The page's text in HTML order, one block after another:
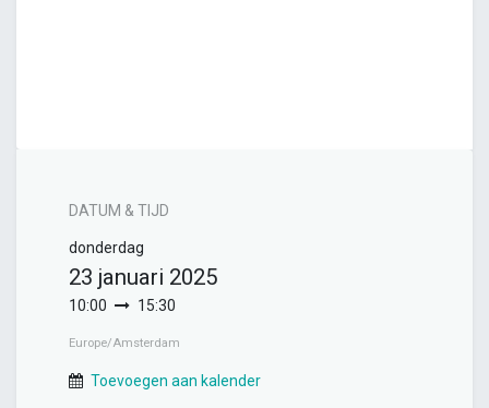
DATUM & TIJD
donderdag
23 januari 2025
10:00 15:30
Europe/Amsterdam
Toevoegen aan kalender